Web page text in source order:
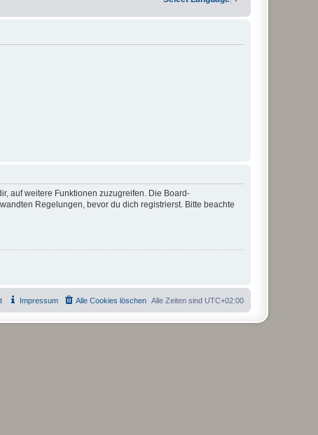
auf weitere Funktionen zuzugreifen. Die Board-
Regelungen, bevor du dich registrierst. Bitte beachte
Alle Zeiten sind UTC+02:00
Alle Cookies löschen
Impressum